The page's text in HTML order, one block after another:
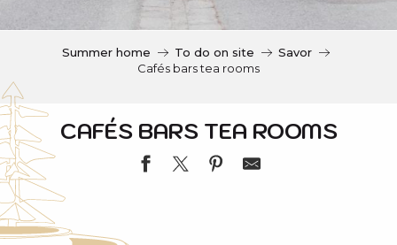
l
Summer home To do on site
Savor
Cafés bars tea rooms
CAFÉS BARS TEA ROOMS